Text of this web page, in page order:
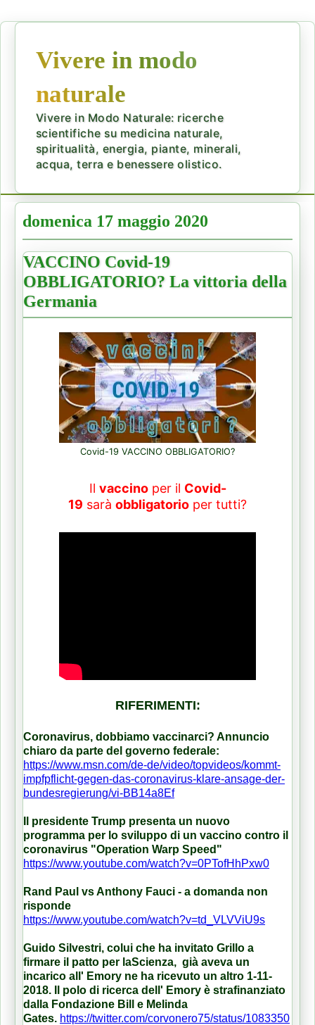
Vivere in modo
naturale
Vivere in Modo Naturale: ricerche
scientifiche su medicina naturale,
spiritualità, energia, piante, minerali,
acqua, terra e benessere olistico.
domenica 17 maggio 2020
VACCINO Covid-19
OBBLIGATORIO? La vittoria della
Germania
Covid-19 VACCINO OBBLIGATORIO?
Il vaccinoper il Covid-
19 sarà obbligatorio per tutti?
RIFERIMENTI:
Coronavirus, dobbiamo vaccinarci? Annuncio
chiaro da parte del governo federale:
https://www.msn.com/de-de/video/topvideos/kommt-
impfpflicht-gegen-das-coronavirus-klare-ansage-der-
bundesregierung/vi-BB14a8Ef
Il presidente Trump presenta un nuovo
programma per lo sviluppo di un vaccino contro il
coronavirus "Operation Warp Speed"
https://www.youtube.com/watch?v=0PTofHhPxw0
Rand Paul vs Anthony Fauci - a domanda non
risponde
https://www.youtube.com/watch?v=td_VLVViU9s
Guido Silvestri, colui che ha invitato Grillo a
firmare il patto per laScienza, già aveva un
incarico all' Emory ne ha ricevuto un altro 1-11-
2018. Il polo di ricerca dell' Emory è strafinanziato
dalla Fondazione Bill e Melinda
Gates. https://twitter.com/corvonero75/status/1083350